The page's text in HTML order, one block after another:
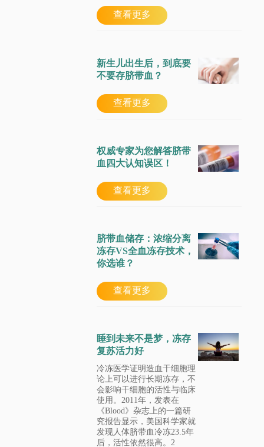
查看更多
新生儿出生后，到底要
不要存脐带血？
查看更多
权威专家为您解答脐带
血四大认知误区！
查看更多
脐带血储存：浓缩分离
冻存VS全血冻存技术，
你选谁？
查看更多
睡到未来不是梦，冻存
复苏活力好
​冷冻医学证明造血干细胞理
论上可以进行长期冻存，不
会影响干细胞的活性与临床
使用。2011年，发表在
《Blood》杂志上的一篇研
究报告显示，美国科学家就
发现人体脐带血冷冻23.5年
后，活性依然很高。2